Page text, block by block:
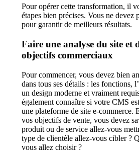
Pour opérer cette transformation, il
étapes bien précises. Vous ne devez
pour garantir de meilleurs résultats.
Faire une analyse du site et
objectifs commerciaux
Pour commencer, vous devez bien
dans tous ses détails : les fonctions,
un design moderne et vraiment
également connaître si votre CMS
une plateforme de site e-commerce.
vos objectifs de vente, vous devez
produit ou de service allez-vous
type de clientèle allez-vous cibler ?
vous allez choisir ?